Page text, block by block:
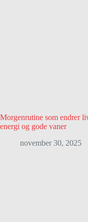
Morgenrutine som endrer
energi og gode vaner
november 30, 2025